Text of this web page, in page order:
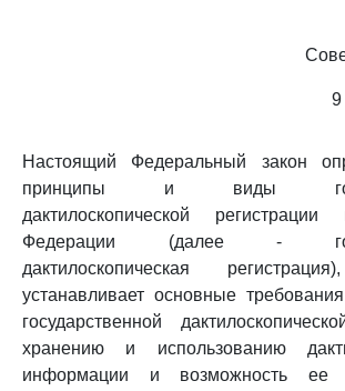
9
Настоящий Федеральный закон
принципы и виды
дактилоскопической
Федерации (далее -
дактилоскопическая
устанавливает основные
государственной
хранению и использованию
информации и возможность ее